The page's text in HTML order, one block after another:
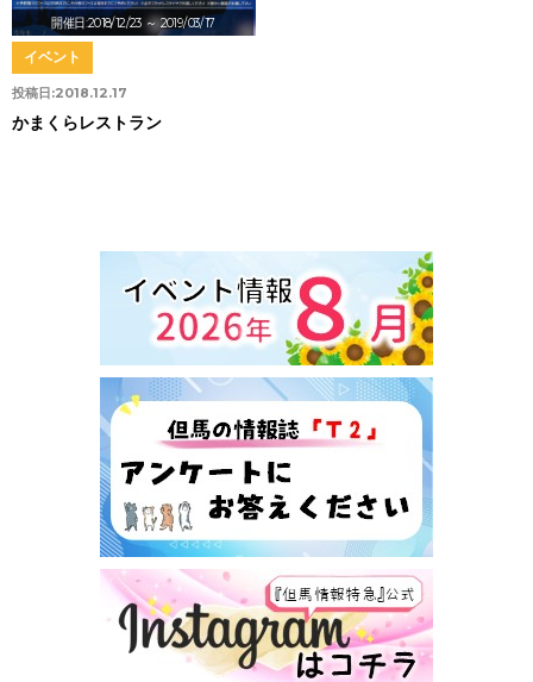
開催日:2018/12/23 ～ 2019/03/17
投稿日:2018.12.17
イベント
かまくらレストラン